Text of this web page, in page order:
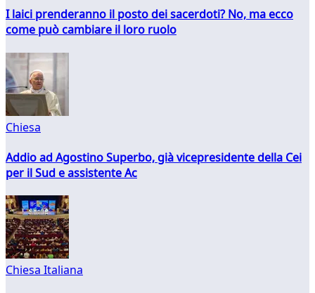
I laici prenderanno il posto dei sacerdoti? No, ma ecco
come può cambiare il loro ruolo
Chiesa
Addio ad Agostino Superbo, già vicepresidente della Cei
per il Sud e assistente Ac
Chiesa Italiana